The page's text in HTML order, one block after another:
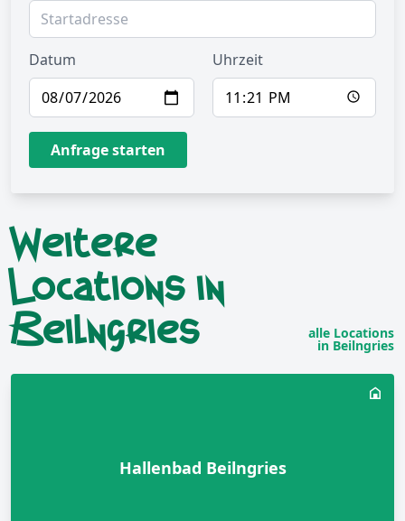
Datum Uhrzeit
Anfrage starten
Weitere
Locations in
Beilngries
alle Locations
in Beilngries
Hallenbad Beilngries